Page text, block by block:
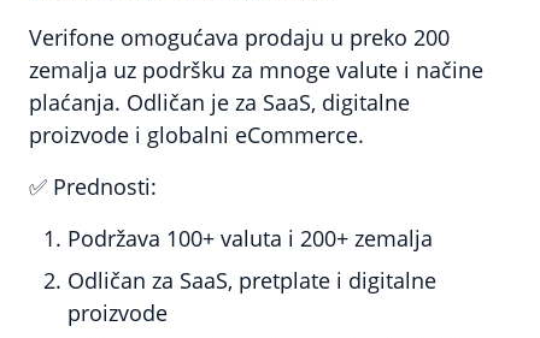
Verifone omogućava prodaju u preko 200
zemalja uz podršku za mnoge valute i načine
plaćanja. Odličan je za SaaS, digitalne
proizvode i globalni eCommerce.
✅ Prednosti:
Podržava 100+ valuta i 200+ zemalja
Odličan za SaaS, pretplate i digitalne
proizvode